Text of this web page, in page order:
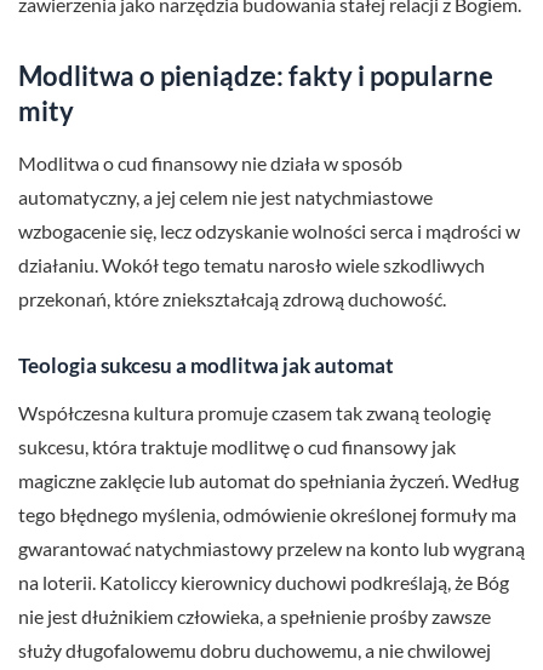
zawierzenia jako narzędzia budowania stałej relacji z Bogiem.
Modlitwa o pieniądze: fakty i popularne
mity
Modlitwa o cud finansowy nie działa w sposób
automatyczny, a jej celem nie jest natychmiastowe
wzbogacenie się, lecz odzyskanie wolności serca i mądrości w
działaniu. Wokół tego tematu narosło wiele szkodliwych
przekonań, które zniekształcają zdrową duchowość.
Teologia sukcesu a modlitwa jak automat
Współczesna kultura promuje czasem tak zwaną teologię
sukcesu, która traktuje modlitwę o cud finansowy jak
magiczne zaklęcie lub automat do spełniania życzeń. Według
tego błędnego myślenia, odmówienie określonej formuły ma
gwarantować natychmiastowy przelew na konto lub wygraną
na loterii. Katoliccy kierownicy duchowi podkreślają, że Bóg
nie jest dłużnikiem człowieka, a spełnienie prośby zawsze
służy długofalowemu dobru duchowemu, a nie chwilowej